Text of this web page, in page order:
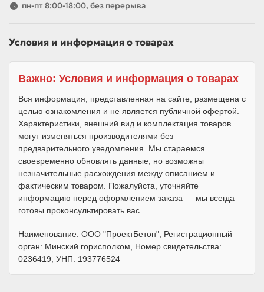
пн-пт 8:00-18:00, без перерыва
Условия и информация о товарах
Важно: Условия и информация о товарах
Вся информация, представленная на сайте, размещена с
целью ознакомления и не является публичной офертой.
Характеристики, внешний вид и комплектация товаров
могут изменяться производителями без
предварительного уведомления. Мы стараемся
своевременно обновлять данные, но возможны
незначительные расхождения между описанием и
фактическим товаром. Пожалуйста, уточняйте
информацию перед оформлением заказа — мы всегда
готовы проконсультировать вас.
Наименование: ООО "ПроектБетон", Регистрационный
орган: Минский горисполком, Номер свидетельства:
0236419, УНП: 193776524